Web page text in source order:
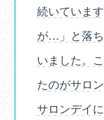
続いていま
が…」と落ち
いました。
たのがサロ
サロンデイ